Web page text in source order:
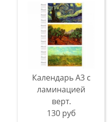
Календарь А3 с
ламинацией
верт.
130 руб